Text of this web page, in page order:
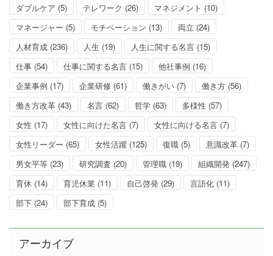
ダブルケア (5) テレワーク (26) マネジメント (10)
マネージャー (5) モチベーション (13) 両立 (24)
人材育成 (236) 人生 (19) 人生に関する名言 (15)
仕事 (54) 仕事に関する名言 (15) 他社事例 (16)
企業事例 (17) 企業研修 (61) 働きがい (7) 働き方 (56)
働き方改革 (43) 名言 (62) 哲学 (63) 多様性 (57)
女性 (17) 女性に向けた名言 (7) 女性に向ける名言 (7)
女性リーダー (65) 女性活躍 (125) 復職 (5) 意識改革 (7)
男女平等 (23) 研究調査 (20) 管理職 (19) 組織開発 (247)
育休 (14) 育児休業 (11) 自己啓発 (29) 言語化 (11)
部下 (24) 部下育成 (5)
アーカイブ